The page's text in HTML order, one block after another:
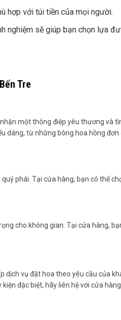
hợp với túi tiền của mọi người.
nghiệm sẽ giúp bạn chọn lựa
Tre
một thông điệp yêu thương và
dáng, từ những bông hoa hồng
phái. Tại cửa hàng, bạn có thể
cho không gian. Tại cửa hàng,
dịch vụ đặt hoa theo yêu cầu của
đặc biệt, hãy liên hệ với cửa